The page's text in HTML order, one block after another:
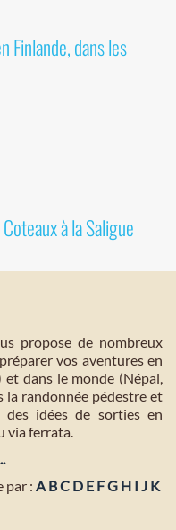
Finlande, dans les
à la Saligue
propose de nombreux
vos aventures en
et dans le monde (Népal,
la randonnée pédestre et
idées de sorties en
via ferrata.
par : A BC D E FG H I J K